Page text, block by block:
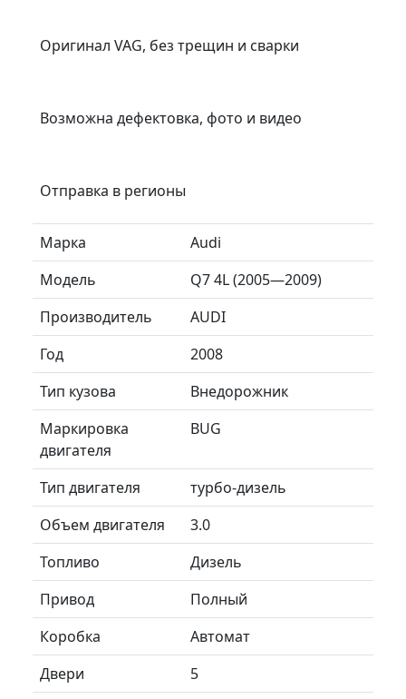
Оригинал VAG, без трещин и сварки
Возможна дефектовка, фото и видео
Отправка в регионы
Марка
Audi
Модель
Q7 4L (2005—2009)
Производитель
AUDI
Год
2008
Тип кузова
Внедорожник
Маркировка
двигателя
BUG
Тип двигателя
турбо-дизель
Объем двигателя
3.0
Топливо
Дизель
Привод
Полный
Коробка
Автомат
Двери
5